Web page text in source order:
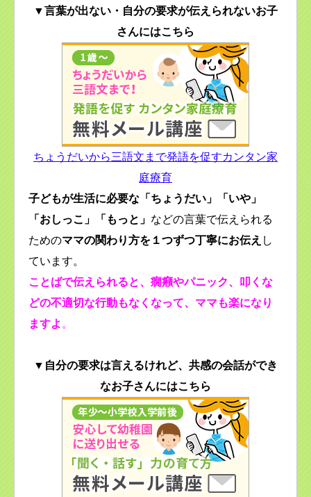
▼言葉が出ない・自分の要求が伝えられないお子
さんにはこちら
ちょうだいから三語文まで発語を促すカンタン家
庭療育
子どもが生活に必要な「ちょうだい」「いや」
「おしっこ」「もっと」 などの言葉で伝えられる
ためのママの関わり方を１つずつ丁寧にお伝え し
ています。
ことばで伝えられると、癇癪やパニック、叩くな
どの不適切な行動もなくなって、ママも楽になり
ますよ 。
▼自分の要求は言えるけれど、共感の会話ができ
なお子さんにはこちら